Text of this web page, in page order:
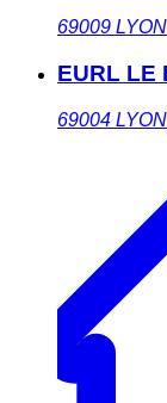
69009 LYON
EURL LE
69004 LYON